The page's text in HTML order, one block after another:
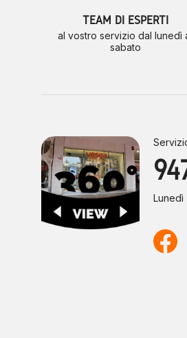
TEAM DI ESPERTI
al vostro servizio dal lunedì
sabato
Lunedì